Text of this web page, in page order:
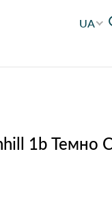
UA
1b Темно